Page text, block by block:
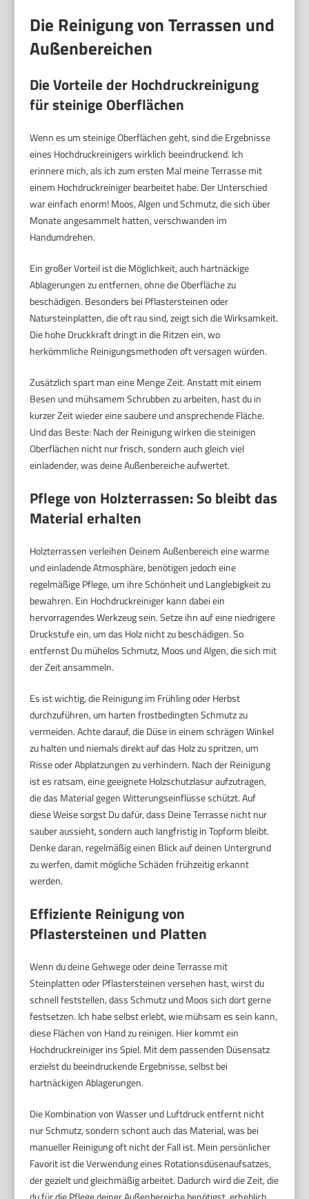
Die Reinigung von Terrassen und
Außenbereichen
Die Vorteile der Hochdruckreinigung
für steinige Oberflächen
Wenn es um steinige Oberflächen geht, sind die Ergebnisse
eines Hochdruckreinigers wirklich beeindruckend. Ich
erinnere mich, als ich zum ersten Mal meine Terrasse mit
einem Hochdruckreiniger bearbeitet habe. Der Unterschied
war einfach enorm! Moos, Algen und Schmutz, die sich über
Monate angesammelt hatten, verschwanden im
Handumdrehen.
Ein großer Vorteil ist die Möglichkeit, auch hartnäckige
Ablagerungen zu entfernen, ohne die Oberfläche zu
beschädigen. Besonders bei Pflastersteinen oder
Natursteinplatten, die oft rau sind, zeigt sich die Wirksamkeit.
Die hohe Druckkraft dringt in die Ritzen ein, wo
herkömmliche Reinigungsmethoden oft versagen würden.
Zusätzlich spart man eine Menge Zeit. Anstatt mit einem
Besen und mühsamem Schrubben zu arbeiten, hast du in
kurzer Zeit wieder eine saubere und ansprechende Fläche.
Und das Beste: Nach der Reinigung wirken die steinigen
Oberflächen nicht nur frisch, sondern auch gleich viel
einladender, was deine Außenbereiche aufwertet.
Pflege von Holzterrassen: So bleibt das
Material erhalten
Holzterrassen verleihen Deinem Außenbereich eine warme
und einladende Atmosphäre, benötigen jedoch eine
regelmäßige Pflege, um ihre Schönheit und Langlebigkeit zu
bewahren. Ein Hochdruckreiniger kann dabei ein
hervorragendes Werkzeug sein. Setze ihn auf eine niedrigere
Druckstufe ein, um das Holz nicht zu beschädigen. So
entfernst Du mühelos Schmutz, Moos und Algen, die sich mit
der Zeit ansammeln.
Es ist wichtig, die Reinigung im Frühling oder Herbst
durchzuführen, um harten frostbedingten Schmutz zu
vermeiden. Achte darauf, die Düse in einem schrägen Winkel
zu halten und niemals direkt auf das Holz zu spritzen, um
Risse oder Abplatzungen zu verhindern. Nach der Reinigung
ist es ratsam, eine geeignete Holzschutzlasur aufzutragen,
die das Material gegen Witterungseinflüsse schützt. Auf
diese Weise sorgst Du dafür, dass Deine Terrasse nicht nur
sauber aussieht, sondern auch langfristig in Topform bleibt.
Denke daran, regelmäßig einen Blick auf deinen Untergrund
zu werfen, damit mögliche Schäden frühzeitig erkannt
werden.
Effiziente Reinigung von
Pflastersteinen und Platten
Wenn du deine Gehwege oder deine Terrasse mit
Steinplatten oder Pflastersteinen versehen hast, wirst du
schnell feststellen, dass Schmutz und Moos sich dort gerne
festsetzen. Ich habe selbst erlebt, wie mühsam es sein kann,
diese Flächen von Hand zu reinigen. Hier kommt ein
Hochdruckreiniger ins Spiel. Mit dem passenden Düsensatz
erzielst du beeindruckende Ergebnisse, selbst bei
hartnäckigen Ablagerungen.
Die Kombination von Wasser und Luftdruck entfernt nicht
nur Schmutz, sondern schont auch das Material, was bei
manueller Reinigung oft nicht der Fall ist. Mein persönlicher
Favorit ist die Verwendung eines Rotationsdüsenaufsatzes,
der gezielt und gleichmäßig arbeitet. Dadurch wird die Zeit, die